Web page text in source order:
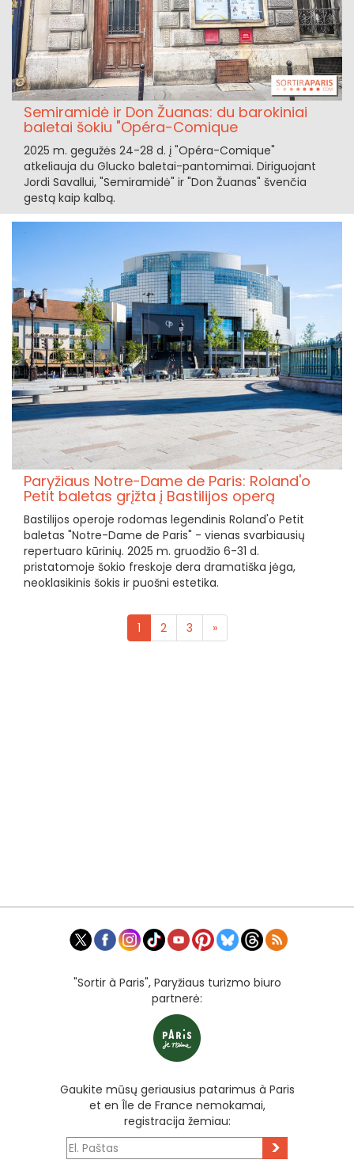
Semiramidė ir Don Žuanas: du barokiniai
baletai šokiu "Opéra-Comique
2025 m. gegužės 24-28 d. į "Opéra-Comique"
atkeliauja du Glucko baletai-pantomimai. Diriguojant
Jordi Savallui, "Semiramidė" ir "Don Žuanas" švenčia
gestą kaip kalbą.
Paryžiaus Notre-Dame de Paris: Roland'o
Petit baletas grįžta į Bastilijos operą
Bastilijos operoje rodomas legendinis Roland'o Petit
baletas "Notre-Dame de Paris" - vienas svarbiausių
repertuaro kūrinių. 2025 m. gruodžio 6-31 d.
pristatomoje šokio freskoje dera dramatiška jėga,
neoklasikinis šokis ir puošni estetika.
1 2 3 »
"Sortir à Paris", Paryžiaus turizmo biuro
partnerė:
Gaukite mūsų geriausius patarimus à Paris
et en Île de France nemokamai,
registracija žemiau:
>